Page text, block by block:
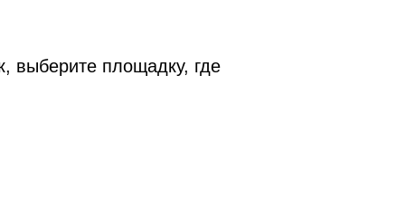
выберите площадку, где